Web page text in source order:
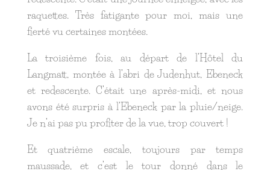
raquettes. Très fatigante pour moi, mais une
fierté vu certaines montées.
La troisième fois, au départ de l’Hôtel du
Langmatt, montée à l’abri de Judenhut, Ebeneck
et redescente. C’était une après-midi, et nous
avons été surpris à l’Ebeneck par la pluie/neige.
Je n’ai pas pu profiter de la vue, trop couvert !
Et quatrième escale, toujours par temps
maussade, et c’est le tour donné dans le